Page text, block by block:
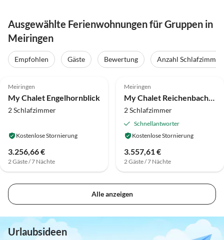
Ausgewählte Ferienwohnungen für Gruppen in
Meiringen
Empfohlen Gäste Bewertung Anzahl Schlafzimmer
Top-Inserat
Meiringen
My Chalet Engelhornblick
2 Schlafzimmer
Kostenlose Stornierung
3.256,66 €
2 Gäste / 7 Nächte
Top-Inserat
Meiringen
My Chalet Reichenbachfall
2 Schlafzimmer
Schnellantworter
Kostenlose Stornierung
3.557,61 €
2 Gäste / 7 Nächte
Alle anzeigen
Urlaubsideen